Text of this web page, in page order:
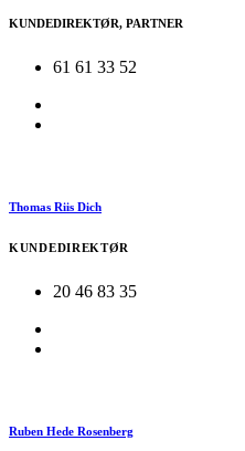
KUNDEDIREKTØR, PARTNER
61 61 33 52
Thomas Riis Dich
KUNDEDIREKTØR
20 46 83 35
Ruben Hede Rosenberg